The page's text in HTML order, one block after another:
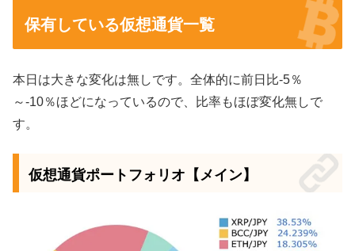
保有している仮想通貨一覧
本日は大きな変化は無しです。全体的に前日比-5％
～-10％ほどになっているので、比率もほぼ変化無しで
す。
仮想通貨ポートフォリオ【メイン】